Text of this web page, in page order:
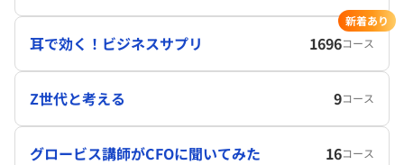
耳で効く！ビジネスサプリ 1696コース
新着あり
Z世代と考える 9コース
グロービス講師がCFOに聞いてみた 16コース